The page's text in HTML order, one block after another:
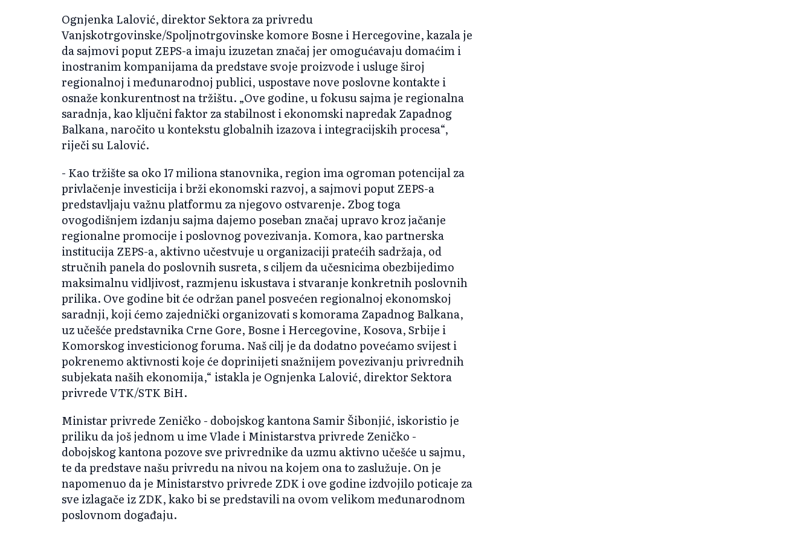
Ognjenka Lalović, direktor Sektora za privredu
Vanjskotrgovinske/Spoljnotrgovinske komore Bosne i Hercegovine, kazala je
da sajmovi poput ZEPS-a imaju izuzetan značaj jer omogućavaju domaćim i
inostranim kompanijama da predstave svoje proizvode i usluge široj
regionalnoj i međunarodnoj publici, uspostave nove poslovne kontakte i
osnaže konkurentnost na tržištu. „Ove godine, u fokusu sajma je regionalna
saradnja, kao ključni faktor za stabilnost i ekonomski napredak Zapadnog
Balkana, naročito u kontekstu globalnih izazova i integracijskih procesa“,
riječi su Lalović.
- Kao tržište sa oko 17 miliona stanovnika, region ima ogroman potencijal za
privlačenje investicija i brži ekonomski razvoj, a sajmovi poput ZEPS-a
predstavljaju važnu platformu za njegovo ostvarenje. Zbog toga
ovogodišnjem izdanju sajma dajemo poseban značaj upravo kroz jačanje
regionalne promocije i poslovnog povezivanja. Komora, kao partnerska
institucija ZEPS-a, aktivno učestvuje u organizaciji pratećih sadržaja, od
stručnih panela do poslovnih susreta, s ciljem da učesnicima obezbijedimo
maksimalnu vidljivost, razmjenu iskustava i stvaranje konkretnih poslovnih
prilika. Ove godine bit će održan panel posvećen regionalnoj ekonomskoj
saradnji, koji ćemo zajednički organizovati s komorama Zapadnog Balkana,
uz učešće predstavnika Crne Gore, Bosne i Hercegovine, Kosova, Srbije i
Komorskog investicionog foruma. Naš cilj je da dodatno povećamo svijest i
pokrenemo aktivnosti koje će doprinijeti snažnijem povezivanju privrednih
subjekata naših ekonomija,“ istakla je Ognjenka Lalović, direktor Sektora
privredeVTK/STK BiH.
Ministar privrede Zeničko - dobojskog kantona Samir Šibonjić, iskoristio je
priliku da još jednom u ime Vlade i Ministarstva privrede Zeničko -
dobojskog kantona pozove sve privrednike da uzmu aktivno učešće u sajmu,
te da predstave našu privredu na nivou na kojem ona to zaslužuje. On je
napomenuo da je Ministarstvo privrede ZDK i ove godine izdvojilo poticaje za
sve izlagače iz ZDK, kako bi se predstavili na ovom velikom međunarodnom
poslovnom događaju.